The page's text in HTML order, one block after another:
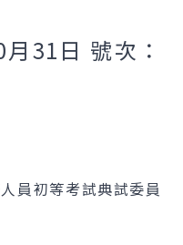
31日 號次：
初等考試典試委員